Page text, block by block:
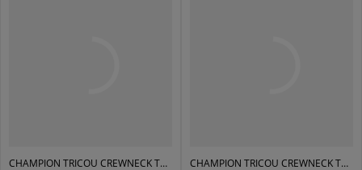
CHAMPION TRICOU CREWNECK TRICOU
CHAMPION TRICOU CREWNECK TRICOU